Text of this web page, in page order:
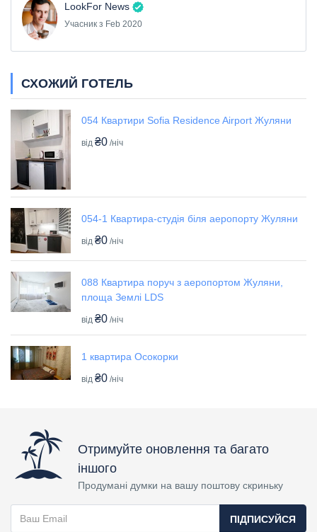
LookFor News
Учасник з Feb 2020
СХОЖИЙ ГОТЕЛЬ
054 Квартири Sofia Residence Airport Жуляни
від ₴0 /ніч
054-1 Квартира-студія біля аеропорту Жуляни
від ₴0 /ніч
088 Квартира поруч з аеропортом Жуляни,
площа Землі LDS
від ₴0 /ніч
1 квартира Осокорки
від ₴0 /ніч
Отримуйте оновлення та багато
іншого
Продумані думки на вашу поштову скриньку
ПІДПИСУЙСЯ